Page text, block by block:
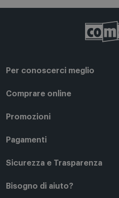
Per conoscerci meglio
Il Gruppo Comet
Punti di forza
Comprare online
Registrati su Comet
Acquista Online
Promozioni
Outlet
Black Friday
Pagamenti
Modalità di pagamento
Finanziamenti online
Sicurezza e Trasparenza
Condizioni generali di
Bisogno di aiuto?